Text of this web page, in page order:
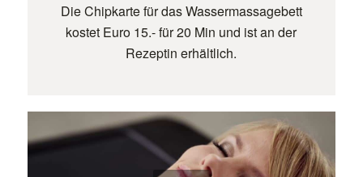
Die Chipkarte für das Wassermassagebett
kostet Euro 15.- für 20 Min und ist an der
Rezeptin erhältlich.